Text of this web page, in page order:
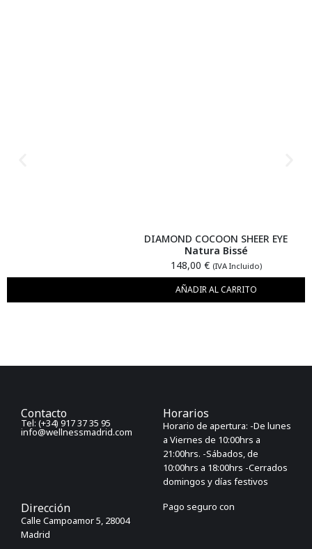
DIAMOND COCOON SHEER EYE
Natura Bissé
148,00 € (IVA Incluido)
AÑADIR AL CARRITO
Contacto
Tel: (+34) 917 37 35 95
info@wellnessmadrid.com
Horarios
Horario de apertura: -De lunes
a Viernes de 10:00hrs a
21:00hrs. -Sábados, de
10:00hrs a 18:00hrs -Cerrados
domingos y días festivos
Dirección
Calle Campoamor 5, 28004
Madrid
Pago seguro con